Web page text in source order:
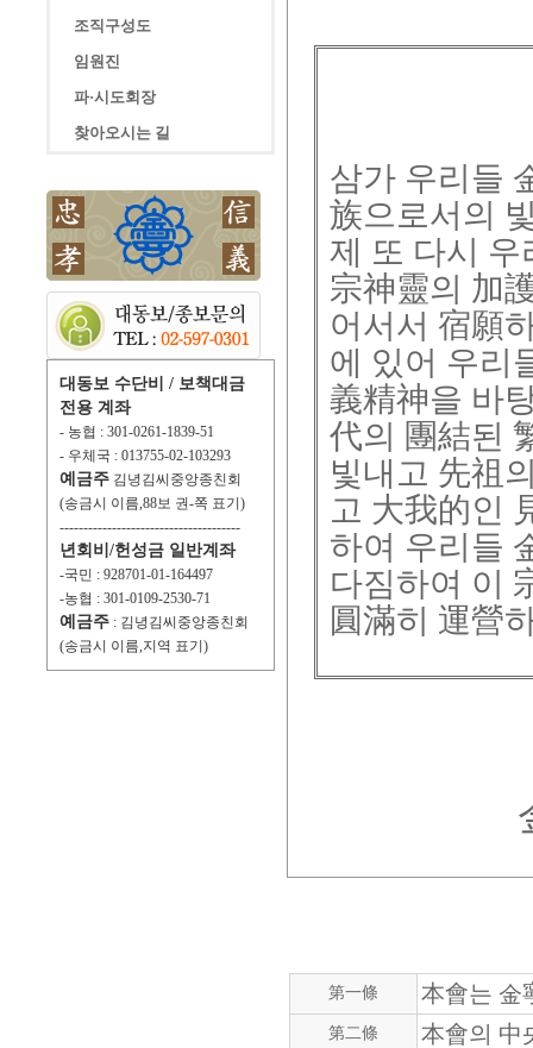
조직구성도
임원진
파·시도회장
찾아오시는 길
대동보 수단비 / 보책대금
전용 계좌
- 농협 : 301-0261-1839-51
- 우체국 : 013755-02-103293
예금주 김녕김씨중앙종친회
(송금시 이름,88보 권-쪽 표기)
--------------------------------------
년회비/헌성금 일반계좌
-국민 : 928701-01-164497
-농협 : 301-0109-2530-71
예금주 : 김녕김씨중앙종친회
(송금시 이름,지역 표기)
삼가 우리들
族으로서의
제 또 다시 우
宗神靈의 加
어서서 宿願
에 있어 우리
義精神을 바
代의 團結된
빛내고 先祖
고 大我的인
하여 우리들
다짐하여 이
圓滿히 運營
第一條 本會는 金
第二條 本會의 中